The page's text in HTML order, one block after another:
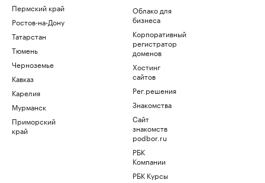
Пермский край
Ростов-на-Дону
Татарстан
Тюмень
Черноземье
Кавказ
Карелия
Мурманск
Приморский
край
Облако для
бизнеса
Корпоративный
регистратор
доменов
Хостинг
сайтов
Рег.решения
Знакомства
Сайт
знакомств
podbor.ru
РБК
Компании
РБК Курсы